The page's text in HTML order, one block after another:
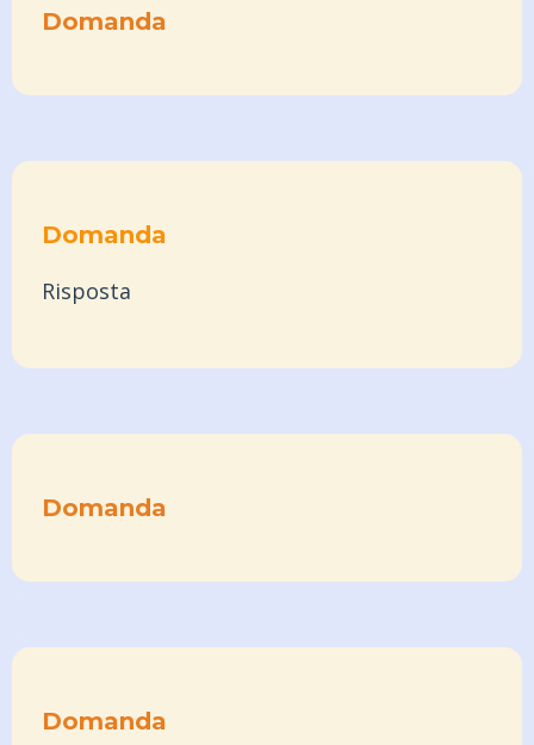
Domanda
Domanda
Risposta
Domanda
Domanda